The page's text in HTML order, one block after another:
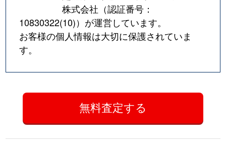
株式会社（認証番号：
10830322(10)）が運営しています。
お客様の個人情報は大切に保護されていま
す。